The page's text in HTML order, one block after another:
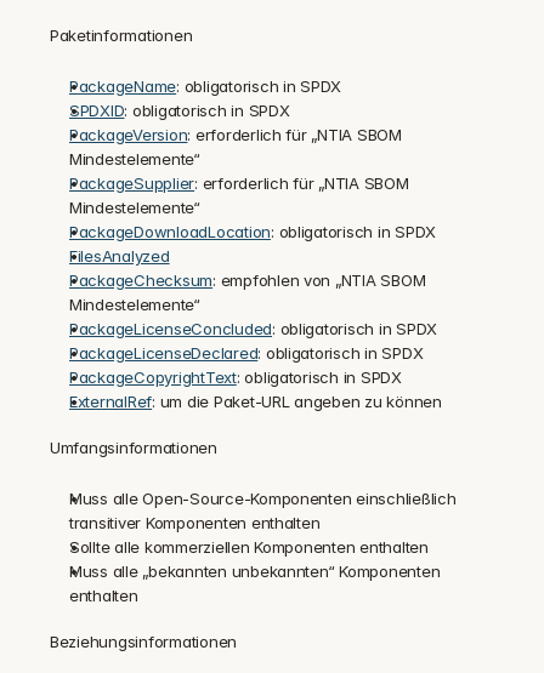
Paketinformationen
PackageName: obligatorisch in SPDX
SPDXID: obligatorisch in SPDX
PackageVersion: erforderlich für „NTIA SBOM
Mindestelemente“
PackageSupplier: erforderlich für „NTIA SBOM
Mindestelemente“
PackageDownloadLocation: obligatorisch in SPDX
FilesAnalyzed
PackageChecksum: empfohlen von „NTIA SBOM
Mindestelemente“
PackageLicenseConcluded: obligatorisch in SPDX
PackageLicenseDeclared: obligatorisch in SPDX
PackageCopyrightText: obligatorisch in SPDX
ExternalRef: um die Paket-URL angeben zu können
Umfangsinformationen
Muss alle Open-Source-Komponenten einschließlich
transitiver Komponenten enthalten
Sollte alle kommerziellen Komponenten enthalten
Muss alle „bekannten unbekannten“ Komponenten
enthalten
Beziehungsinformationen